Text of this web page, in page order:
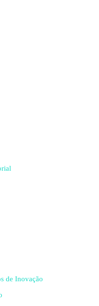
de Inovação